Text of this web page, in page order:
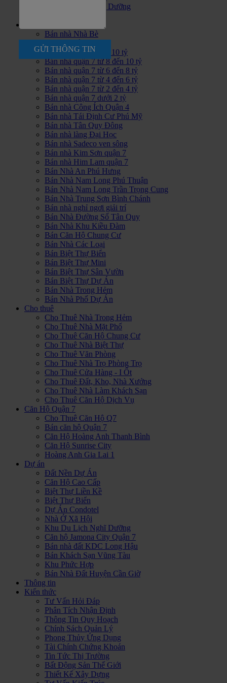
Bán Đất Khu Nghĩ Dưỡng
Bán nhà Nhà Bè
Bán nhà Cần Giờ
Bán nhà quận 7 trên 10 tỷ
Bán nhà quận 7 từ 8 đến 10 tỷ
Bán nhà quận 7 từ 6 đến 8 tỷ
Bán nhà quận 7 từ 4 đến 6 tỷ
Bán nhà quận 7 từ 2 đến 4 tỷ
Bán nhà quận 7 dưới 2 tỷ
Bán nhà Công Ích Quận 4
Bán nhà Tái Định Cư Phú Mỹ
Bán nhà Tân Quy Đông
Bán nhà làng Đại Học
Bán nhà Sadeco ven sông
Bán nhà Kim Sơn quận 7
Bán nhà Him Lam quận 7
Bán Nhà An Phú Hưng
Bán Nhà Nam Long Phú Thuận
Bán Nhà Nam Long Trần Trọng Cung
Bán Nhà Trung Sơn Bình Chánh
Bán nhà nghỉ ngơi giải trí
Bán Nhà Đường Số Tân Quy
Bán Nhà Khu Kiều Đàm
Bán Căn Hộ Chung Cư
Bán Nhà Các Loại
Bán Biệt Thự Biển
Bán Biệt Thự Mini
Bán Biệt Thự Sân Vườn
Bán Biệt Thự Dự Án
Bán Nhà Trong Hẻm
Bán Nhà Phố Dự Án
Cho thuê
Cho Thuê Nhà Trong Hẻm
Cho Thuê Nhà Mặt Phố
Cho Thuê Căn Hộ Chung Cư
Cho Thuê Nhà Biệt Thự
Cho Thuê Văn Phòng
Cho Thuê Nhà Trọ Phòng Trọ
Cho Thuê Cửa Hàng - I Ốt
Cho Thuê Đất, Kho, Nhà Xưởng
Cho Thuê Nhà Làm Khách Sạn
Cho Thuê Căn Hộ Dịch Vụ
Căn Hộ Quận 7
Cho Thuê Căn Hộ Q7
Bán căn hộ Quận 7
Căn Hộ Hoàng Anh Thanh Bình
Căn Hộ Sunrise City
Hoàng Anh Gia Lai 1
Dự án
Đất Nền Dự Án
Căn Hộ Cao Cấp
Biệt Thự Liền Kề
Biệt Thự Biển
Dự Án Condotel
Nhà Ở Xã Hội
Khu Du Lịch Nghĩ Dưỡng
Căn hộ Jamona City Quận 7
Bán nhà đất KDC Long Hậu
Bán Khách Sạn Vũng Tàu
Khu Phức Hợp
Bán Nhà Đất Huyện Cần Giờ
Thông tin
Kiến thức
Tư Vấn Hỏi Đáp
Phân Tích Nhận Định
Thông Tin Quy Hoạch
Chính Sách Quản Lý
Phong Thủy Ứng Dụng
Tài Chính Chứng Khoán
Tin Tức Thị Trường
Bất Động Sản Thế Giới
Thiết Kế Xây Dựng
GỬI THÔNG TIN